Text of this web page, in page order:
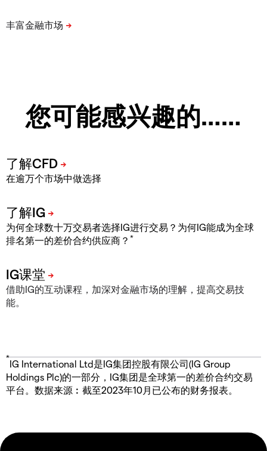
您可能感兴趣的……
在逾万个市场中做选择
为何全球数十万交易者选择IG进行交易？为何IG能成为全球
排名第一的差价合约供应商？ *
借助IG的互动课程，加深对金融市场的理解，提高交易技
能。
*
IG International Ltd是IG集团控股有限公司(IG Group
Holdings Plc)的一部分，IG集团是全球第一的差价合约交易
平台。数据来源︰截至2023年10月已公布的财务报表。